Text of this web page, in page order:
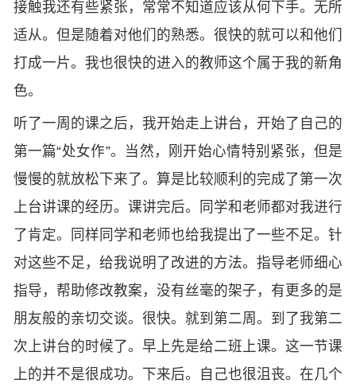
接触我还有些紧张，常常不知道应该从何下手。无所
适从。但是随着对他们的熟悉。很快的就可以和他们
打成一片。我也很快的进入的教师这个属于我的新角
色。
听了一周的课之后，我开始走上讲台，开始了自己的
第一篇“处女作”。当然，刚开始心情特别紧张，但是
慢慢的就放松下来了。算是比较顺利的完成了第一次
上台讲课的经历。课讲完后。同学和老师都对我进行
了肯定。同样同学和老师也给我提出了一些不足。针
对这些不足，给我说明了改进的方法。指导老师细心
指导，帮助修改教案，没有丝毫的架子，有更多的是
朋友般的亲切交谈。很快。就到第二周。到了我第二
次上讲台的时候了。早上先是给二班上课。这一节课
上的并不是很成功。下来后。自己也很沮丧。在几个